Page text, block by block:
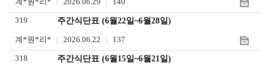
319 주간식단표 (6월22일~6월28일)
계*원*리* 2026.06.22 137
318 주간식단표 (6월15일~6월21일)